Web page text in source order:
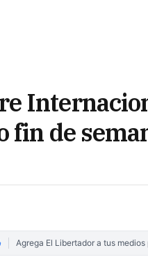
fin de
Agrega El Libertador a tus